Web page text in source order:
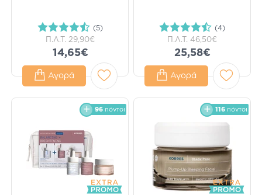
(5)
Π.Λ.Τ. 29,90€
14,65€
Αγορά
(4)
Π.Λ.Τ. 46,50€
25,58€
Αγορά
96 πόντοι 116 πόντοι